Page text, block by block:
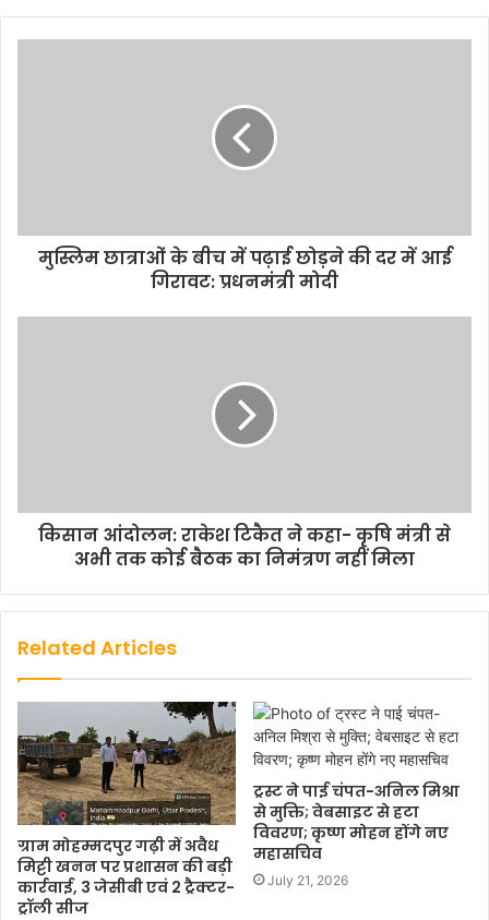
मुस्लिम छात्राओं के बीच में पढ़ाई छोड़ने की दर में आई
गिरावट: प्रधनमंत्री मोदी
किसान आंदोलन: राकेश टिकैत ने कहा- कृषि मंत्री से
अभी तक कोई बैठक का निमंत्रण नहीं मिला
Related Articles
ग्राम मोहम्मदपुर गढ़ी में अवैध
मिट्टी खनन पर प्रशासन की बड़ी
कार्रवाई, 3 जेसीबी एवं 2 ट्रैक्टर-
ट्रॉली सीज
ट्रस्ट ने पाई चंपत-अनिल मिश्रा
से मुक्ति; वेबसाइट से हटा
विवरण; कृष्ण मोहन होंगे नए
महासचिव
July 21, 2026